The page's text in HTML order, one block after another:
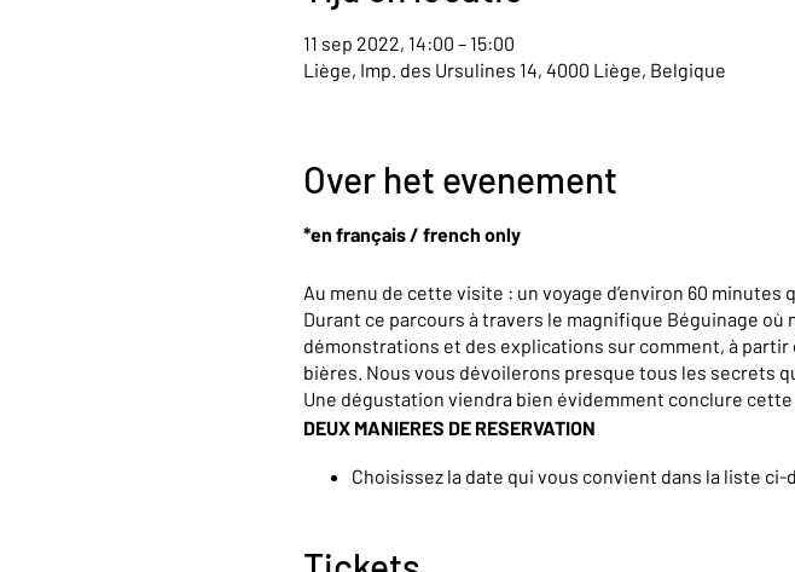
11 sep 2022, 14:00 – 15:00
Liège, Imp. des Ursulines 14, 4000 Liège, Belgique
Over het evenement
*en français / french only
Au menu de cette visite : un voyage d’environ 60
Durant ce parcours à travers le magnifique Béguinage
démonstrations et des explications sur comment, à
bières. Nous vous dévoilerons presque tous les secrets
Une dégustation viendra bien évidemment conclure
DEUX MANIERES DE RESERVATION
Choisissez la date qui vous convient dans la liste